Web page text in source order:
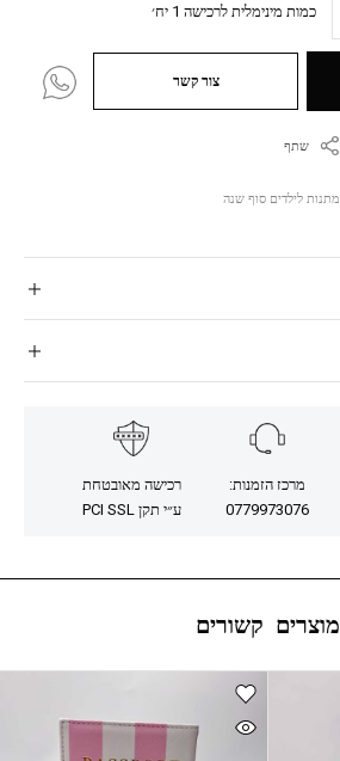
כמות מינימלית לרכישה 1 יח׳
צור קשר
שתף
מתנות לילדים סוף שנה
מרכז הזמנות:
0779973076
רכישה מאובטחת
ע״י תקן PCI SSL
מוצרים קשורים